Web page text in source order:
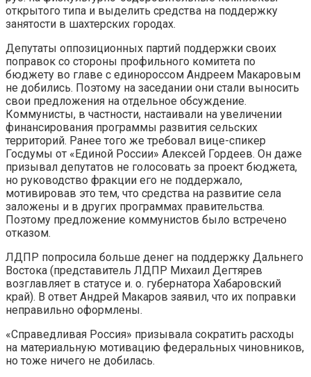
открытого типа и выделить средства на поддержку
занятости в шахтерских городах.
Депутаты оппозиционных партий поддержки своих
поправок со стороны профильного комитета по
бюджету во главе с единороссом Андреем Макаровым
не добились. Поэтому на заседании они стали выносить
свои предложения на отдельное обсуждение.
Коммунисты, в частности, настаивали на увеличении
финансирования программы развития сельских
территорий. Ранее того же требовал вице-спикер
Госдумы от «Единой России» Алексей Гордеев. Он даже
призывал депутатов не голосовать за проект бюджета,
но руководство фракции его не поддержало,
мотивировав это тем, что средства на развитие села
заложены и в других программах правительства.
Поэтому предложение коммунистов было встречено
отказом.
ЛДПР попросила больше денег на поддержку Дальнего
Востока (представитель ЛДПР Михаил Дегтярев
возглавляет в статусе и. о. губернатора Хабаровский
край). В ответ Андрей Макаров заявил, что их поправки
неправильно оформлены.
«Справедливая Россия» призывала сократить расходы
на материальную мотивацию федеральных чиновников,
но тоже ничего не добилась.